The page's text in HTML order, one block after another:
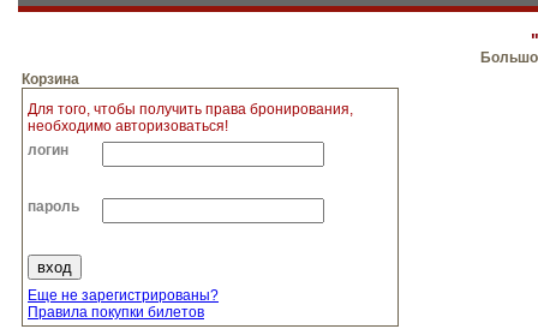
Корзина
Для того, чтобы получить права бронирования,
необходимо авторизоваться!
логин
пароль
Еще не зарегистрированы?
Правила покупки билетов